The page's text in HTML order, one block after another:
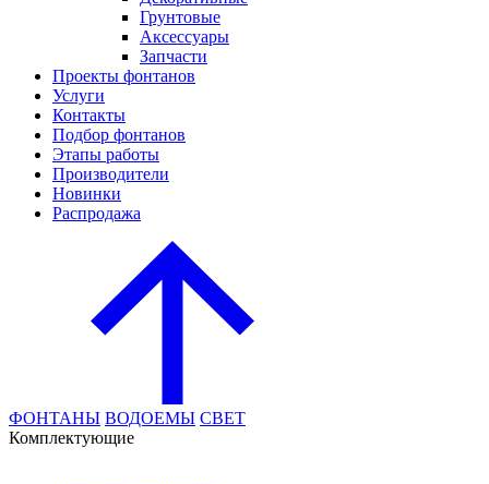
Грунтовые
Аксессуары
Запчасти
Проекты фонтанов
Услуги
Контакты
Подбор фонтанов
Этапы работы
Производители
Новинки
Распродажа
ФОНТАНЫ ВОДОЕМЫ СВЕТ
Комплектующие